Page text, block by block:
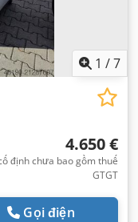
1 /7
4.650 €
định chưa bao gồm thuế
GTGT
Gọi điện